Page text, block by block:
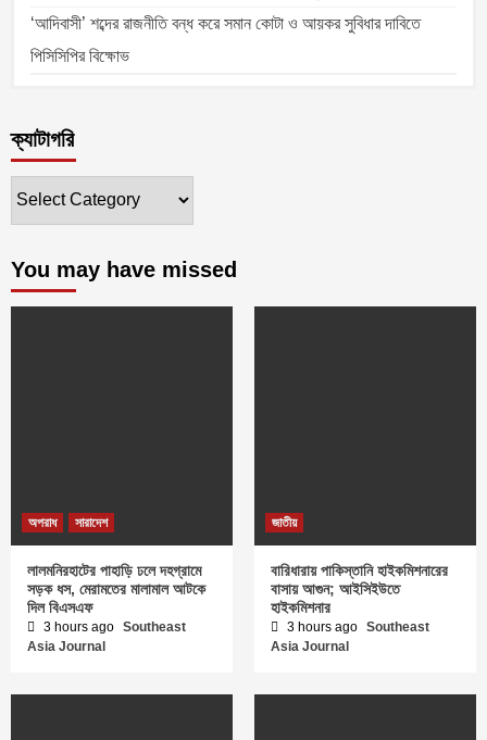
‘আদিবাসী’ শব্দের রাজনীতি বন্ধ করে সমান কোটা ও আয়কর সুবিধার দাবিতে
পিসিসিপির বিক্ষোভ
ক্যাটাগরি
You may have missed
অপরাধ সারাদেশ
লালমনিরহাটের পাহাড়ি ঢলে দহগ্রামে
সড়ক ধস, মেরামতের মালামাল আটকে
দিল বিএসএফ
3 hours ago Southeast
Asia Journal
জাতীয়
বারিধারায় পাকিস্তানি হাইকমিশনারের
বাসায় আগুন; আইসিইউতে
হাইকমিশনার
3 hours ago Southeast
Asia Journal